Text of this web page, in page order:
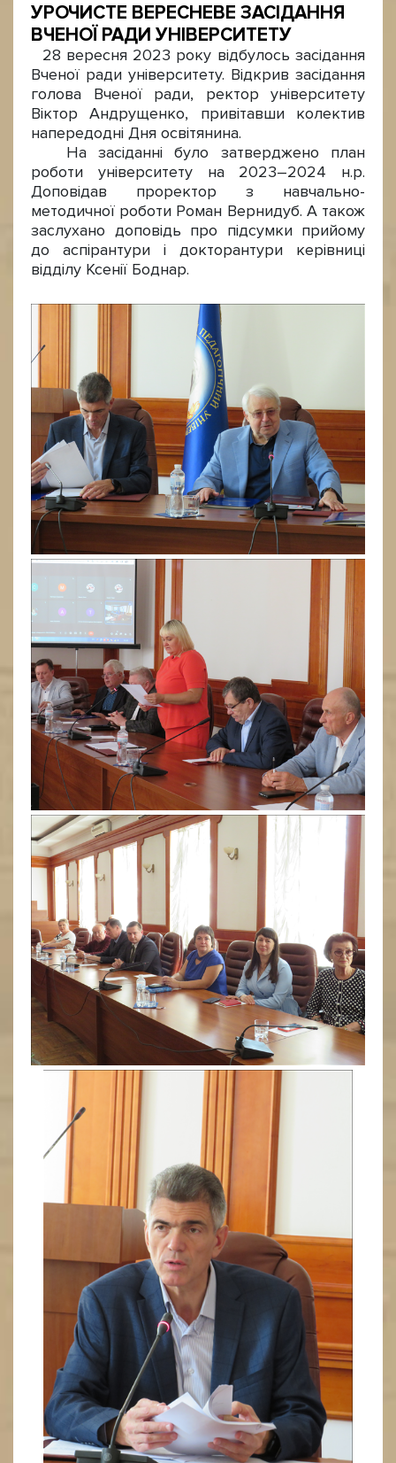
УРОЧИСТЕ ВЕРЕСНЕВЕ ЗАСІДАННЯ
ВЧЕНОЇ РАДИ УНІВЕРСИТЕТУ
28 вересня 2023 року відбулось засідання
Вченої ради університету. Відкрив засідання
голова Вченої ради, ректор університету
Віктор Андрущенко, привітавши колектив
напередодні Дня освітянина.
На засіданні було затверджено план
роботи університету на 2023–2024 н.р.
Доповідав проректор з навчально-
методичної роботи Роман Вернидуб. А також
заслухано доповідь про підсумки прийому
до аспірантури і докторантури керівниці
відділу Ксенії Боднар.